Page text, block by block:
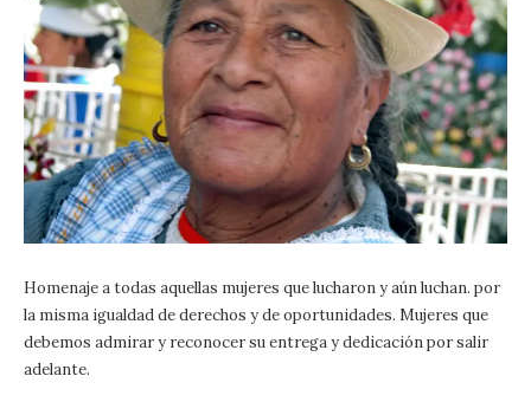
Homenaje a todas aquellas mujeres que lucharon y aún luchan. por
la misma igualdad de derechos y de oportunidades. Mujeres que
debemos admirar y reconocer su entrega y dedicación por salir
adelante.